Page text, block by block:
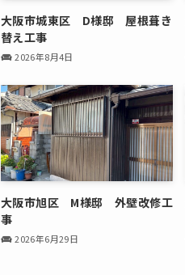
大阪市城東区 D様邸 屋根葺き
替え工事
2026年8月4日
大阪市旭区 M様邸 外壁改修工
事
2026年6月29日